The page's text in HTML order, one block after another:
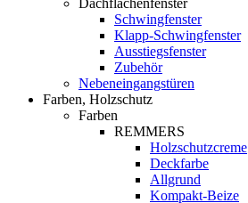
Dachflächenfenster
Schwingfenster
Klapp-Schwingfenster
Ausstiegsfenster
Zubehör
Nebeneingangstüren
Farben, Holzschutz
Farben
REMMERS
Holzschutzcreme
Deckfarbe
Allgrund
Kompakt-Beize